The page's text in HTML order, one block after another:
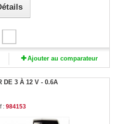
Ajouter au comparateur
DE 3 À 12 V - 0.6A
: 984153